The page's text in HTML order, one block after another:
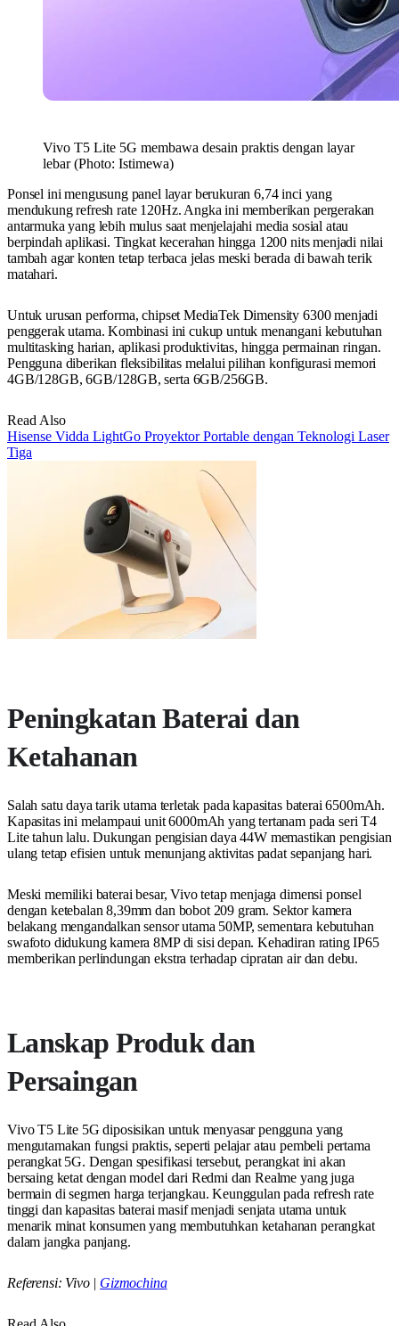
Vivo T5 Lite 5G membawa desain praktis dengan layar
lebar (Photo: Istimewa)
Ponsel ini mengusung panel layar berukuran 6,74 inci yang
mendukung refresh rate 120Hz. Angka ini memberikan pergerakan
antarmuka yang lebih mulus saat menjelajahi media sosial atau
berpindah aplikasi. Tingkat kecerahan hingga 1200 nits menjadi nilai
tambah agar konten tetap terbaca jelas meski berada di bawah terik
matahari.
Untuk urusan performa, chipset MediaTek Dimensity 6300 menjadi
penggerak utama. Kombinasi ini cukup untuk menangani kebutuhan
multitasking harian, aplikasi produktivitas, hingga permainan ringan.
Pengguna diberikan fleksibilitas melalui pilihan konfigurasi memori
4GB/128GB, 6GB/128GB, serta 6GB/256GB.
Read Also
Hisense Vidda LightGo Proyektor Portable dengan Teknologi Laser
Tiga
Peningkatan Baterai dan
Ketahanan
Salah satu daya tarik utama terletak pada kapasitas baterai 6500mAh.
Kapasitas ini melampaui unit 6000mAh yang tertanam pada seri T4
Lite tahun lalu. Dukungan pengisian daya 44W memastikan pengisian
ulang tetap efisien untuk menunjang aktivitas padat sepanjang hari.
Meski memiliki baterai besar, Vivo tetap menjaga dimensi ponsel
dengan ketebalan 8,39mm dan bobot 209 gram. Sektor kamera
belakang mengandalkan sensor utama 50MP, sementara kebutuhan
swafoto didukung kamera 8MP di sisi depan. Kehadiran rating IP65
memberikan perlindungan ekstra terhadap cipratan air dan debu.
Lanskap Produk dan
Persaingan
Vivo T5 Lite 5G diposisikan untuk menyasar pengguna yang
mengutamakan fungsi praktis, seperti pelajar atau pembeli pertama
perangkat 5G. Dengan spesifikasi tersebut, perangkat ini akan
bersaing ketat dengan model dari Redmi dan Realme yang juga
bermain di segmen harga terjangkau. Keunggulan pada refresh rate
tinggi dan kapasitas baterai masif menjadi senjata utama untuk
menarik minat konsumen yang membutuhkan ketahanan perangkat
dalam jangka panjang.
Referensi: Vivo | Gizmochina